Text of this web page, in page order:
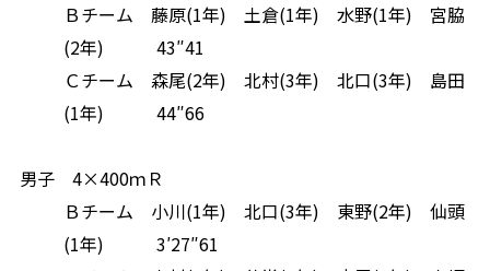
Ｂチーム 藤原(1年) 土倉(1年) 水野(1年) 宮脇
(2年) 43″41
Ｃチーム 森尾(2年) 北村(3年) 北口(3年) 島田
(1年) 44″66
男子 4×400ｍＲ
Ｂチーム 小川(1年) 北口(3年) 東野(2年) 仙頭
(1年) 3′27″61